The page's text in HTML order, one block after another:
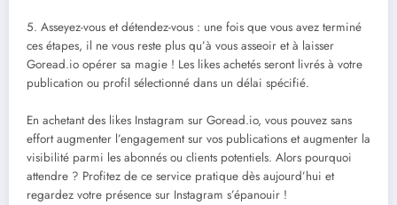
5. Asseyez-vous et détendez-vous : une fois que vous avez terminé
ces étapes, il ne vous reste plus qu’à vous asseoir et à laisser
Goread.io opérer sa magie ! Les likes achetés seront livrés à votre
publication ou profil sélectionné dans un délai spécifié.
En achetant des likes Instagram sur Goread.io, vous pouvez sans
effort augmenter l’engagement sur vos publications et augmenter la
visibilité parmi les abonnés ou clients potentiels. Alors pourquoi
attendre ? Profitez de ce service pratique dès aujourd’hui et
regardez votre présence sur Instagram s’épanouir !